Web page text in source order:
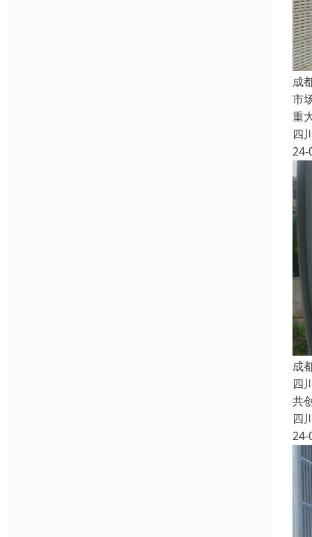
成
市
重
四
24-
成
四
共
四
24-